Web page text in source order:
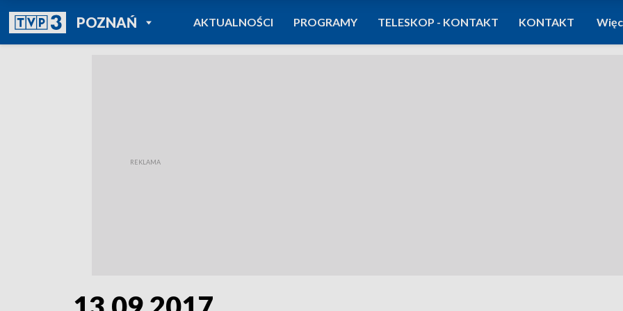
POZNAŃPOWRÓT DO
TVP REGIONY
AKTUALNOŚCI PROGRAMY TELESKOP - KONTAKT KONTAKT